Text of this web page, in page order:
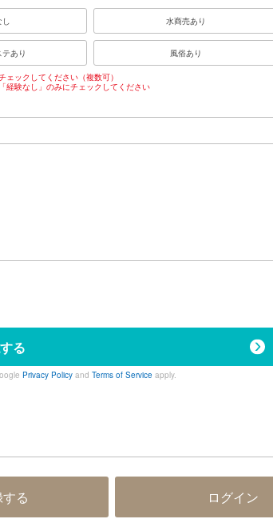
し 水商売あり
あり 風俗あり
ェックしてください（複数可）
経験なし」のみにチェックしてください
る
Privacy Policyand Terms of Serviceapply.
る ログイン